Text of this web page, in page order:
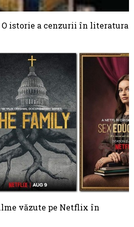
O istorie a cenzurii în literatura
văzute pe Netflix în